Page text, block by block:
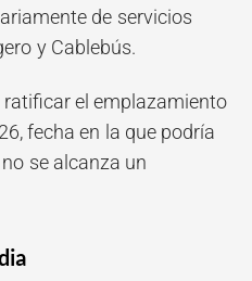
de servicios
y Cablebús.
el emplazamiento
fecha en la que podría
se alcanza un